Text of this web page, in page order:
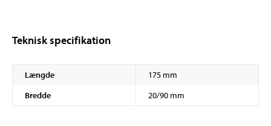
Teknisk specifikation
Længde
175 mm
Bredde
20/90 mm